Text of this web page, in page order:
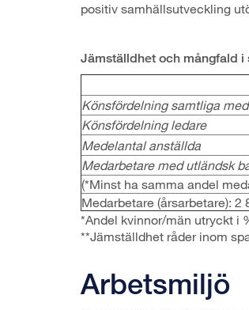
positiv samhällsutveckling
Jämställdhet och mångfald i
Könsfördelning samtliga
Könsfördelning ledare
Medelantal anställda
Medarbetare med utländsk
(*Minst ha samma andel
Medarbetare (årsarbetare): 2
*Andel kvinnor/män utryckt i
**Jämställdhet råder inom
Arbetsmiljö